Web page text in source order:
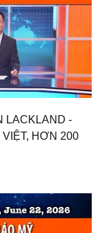
LACKLAND -
HƠN 200